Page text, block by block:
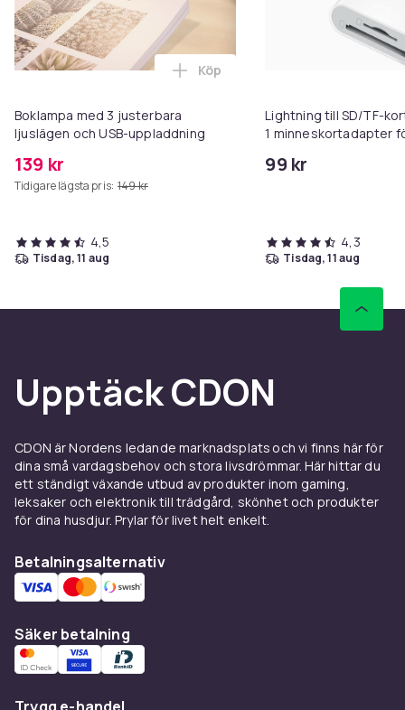
Boklampa med 3 justerbara
ljuslägen och USB-uppladdning
139 kr
Tidigare lägsta pris: 149 kr
Lägg till Boklampa med 3
Köp
4,5
tisdag, 11 aug
Lightning till SD/TF-
1 minneskortadapter
99 kr
4,3
tisdag, 11 aug
Upptäck CDON
CDON är Nordens ledande marknadsplats och vi finns här för
dina små vardagsbehov och stora livsdrömmar. Här hittar du
ett ständigt växande utbud av produkter inom gaming,
leksaker och elektronik till trädgård, skönhet och produkter
för dina husdjur. Prylar för livet helt enkelt.
Betalningsalternativ
Säker betalning